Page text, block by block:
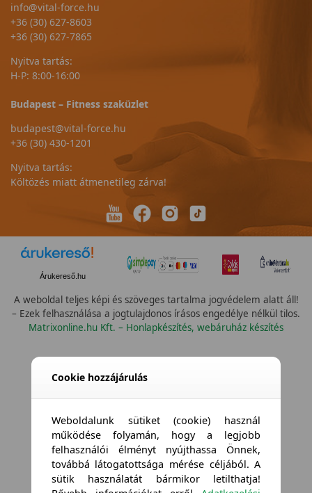
info@vital-force.hu
+36 (30) 627-8603
+36 (30) 627-7865
Nyitva tartás:
H-P: 8:00-16:00
Budapest – Fitness szaküzlet
budapest@vital-force.hu
+36 (30) 430-1201
Nyitva tartás:
Költözés miatt átmenetileg zárva!
Árukereső.hu
A weboldal teljes képi és szöveges tartalma jogvédelem alatt áll!
– Ezek felhasználása a jogtulajdonos írásos engedélye nélkül tilos.
Matrixonline.hu Kft. – Honlapkészítés, webáruház készítés
Cookie hozzájárulás
Weboldalunk sütiket (cookie) használ
működése folyamán, hogy a legjobb
felhasználói élményt nyújthassa Önnek,
továbbá látogatottsága mérése céljából. A
sütik használatát bármikor letilthatja!
Összes vízállóság